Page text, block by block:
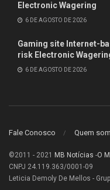
Electronic Wagering
6 DE AGOSTO DE 2026
Gaming site Internet-
risk Electronic
6 DE AGOSTO DE 2026
Fale Conosco Quem
©2011 - 2021 MB Notícias -O
CNPJ 24.119.363/0001-09
Leticia Demoly De Mellos -